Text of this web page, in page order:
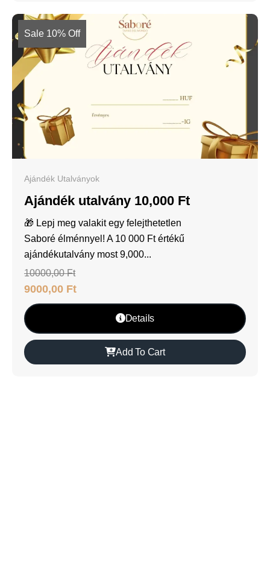
Sale 10% Off
Ajándék Utalványok
Ajándék utalvány 10,000 Ft
🎁 Lepj meg valakit egy felejthetetlen
Saboré élménnyel! A 10 000 Ft értékű
ajándékutalvány most 9,000...
10000,00Ft
9000,00 Ft
Details
Add To Cart